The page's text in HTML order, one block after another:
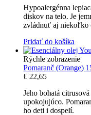
Hypoalergénna
diskov na telo. Je
zvládnuť aj niekoľko
Pridať do košíka
Rýchle zobrazenie
Pomaranč (Orange)
€ 22,65
Jeho bohatá
upokojujúco.
ho deti i dospelí.